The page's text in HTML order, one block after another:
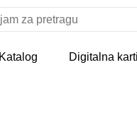
Katalog Digitalna